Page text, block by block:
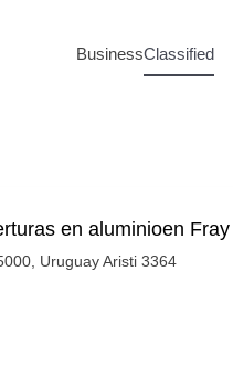
BusinessClassified
en aluminioen
Uruguay Aristi 3364